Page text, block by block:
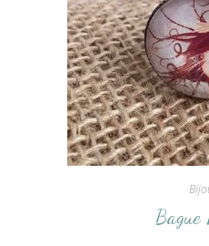
Bague